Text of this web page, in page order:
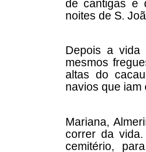
de cantigas e
noites de S.
Depois a vida
mesmos
altas do
navios que iam
Mariana,
correr da
cemitério,